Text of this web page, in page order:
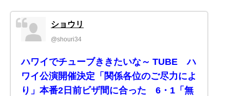
ショウリ
@shouri34
ハワイでチューブききたいな～ TUBE ハ
ワイ公演開催決定「関係各位のご尽力によ
り」本番2日前ビザ間に合った 6・1「無